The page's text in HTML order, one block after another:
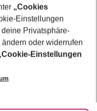
„Cookies
Einstellungen
Privatsphäre-
oder widerrufen
Einstellungen